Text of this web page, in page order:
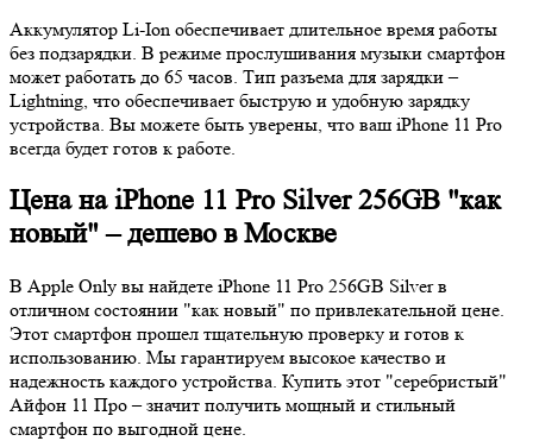
Аккумулятор Li-Ion обеспечивает длительное время работы
без подзарядки. В режиме прослушивания музыки смартфон
может работать до 65 часов. Тип разъема для зарядки –
Lightning, что обеспечивает быструю и удобную зарядку
устройства. Вы можете быть уверены, что ваш iPhone 11 Pro
всегда будет готов к работе.
Цена на iPhone 11 Pro Silver 256GB "как
новый" – дешево в Москве
В Apple Only вы найдете iPhone 11 Pro 256GB Silver в
отличном состоянии "как новый" по привлекательной цене.
Этот смартфон прошел тщательную проверку и готов к
использованию. Мы гарантируем высокое качество и
надежность каждого устройства. Купить этот "серебристый"
Айфон 11 Про – значит получить мощный и стильный
смартфон по выгодной цене.